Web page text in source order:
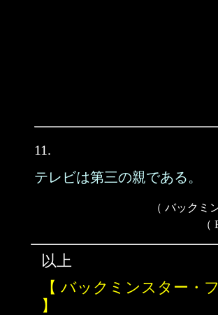
11.
テレビは第三の親である。
（ バックミ
（
以上
【 バックミンスター・
】